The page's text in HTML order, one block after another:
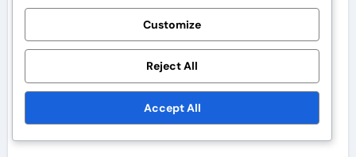
eller delta i firanden. Detta står i kontrast till
traditionell baseboll, där hemmalöpningar helt
enkelt räknas som poäng utan ytterligare
publikengagemang. Betoningen ligger på
underhållning och att skapa minnesvärda
Customize
Reject All
Accept All